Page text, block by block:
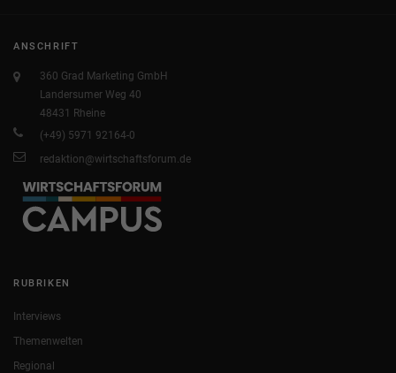
ANSCHRIFT
360 Grad Marketing GmbH
Landersumer Weg 40
48431 Rheine
(+49) 5971 92164-0
redaktion@wirtschaftsforum.de
RUBRIKEN
Interviews
Themenwelten
Regional